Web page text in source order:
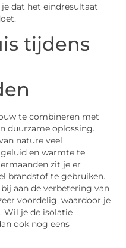
dat het eindresultaat
tijdens
te combineren met
duurzame oplossing.
nature veel
en warmte te
zit je er
brandstof te gebruiken.
aan de verbetering van
voordelig, waardoor je
Wil je de isolatie
ook nog eens